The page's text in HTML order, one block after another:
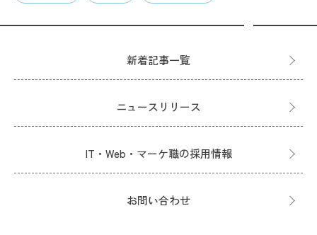
新着記事一覧
ニュースリリース
IT・Web・マーケ職の採用情報
お問い合わせ